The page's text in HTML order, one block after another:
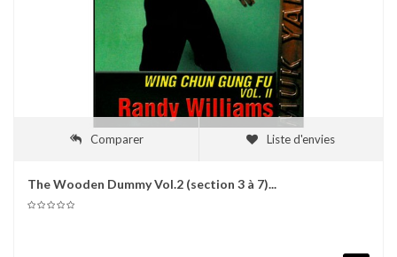
Comparer Liste d'envies
The Wooden Dummy Vol.2 (section 3 à 7)...